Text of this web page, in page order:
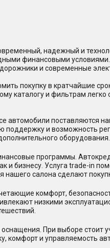
надежный и
финансовыми
и современные
покупку в кратчайшие
каталогу и фильтрам
автомобили поставляются
и возможность
оборудования.
программы.
и бизнесу. Услуга trade-in
салона сделают
комфорт,
низкими
При выборе стоит
комфорт и управляемость